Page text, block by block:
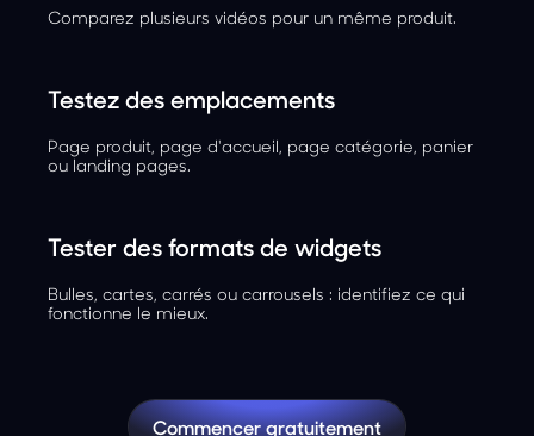
Comparez plusieurs vidéos pour un même produit.
Testez des emplacements
Page produit, page d'accueil, page catégorie, panier
ou landing pages.
Tester des formats de widgets
Bulles, cartes, carrés ou carrousels : identifiez ce qui
fonctionne le mieux.
Commencer gratuitement